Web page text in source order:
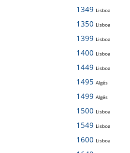
1349 Lisboa
1350 Lisboa
1399 Lisboa
1400 Lisboa
1449 Lisboa
1495 Algés
1499 Algés
1500 Lisboa
1549 Lisboa
1600 Lisboa